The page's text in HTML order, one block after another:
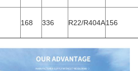
34,7 69,4 R22/R404A31
R22/R404A